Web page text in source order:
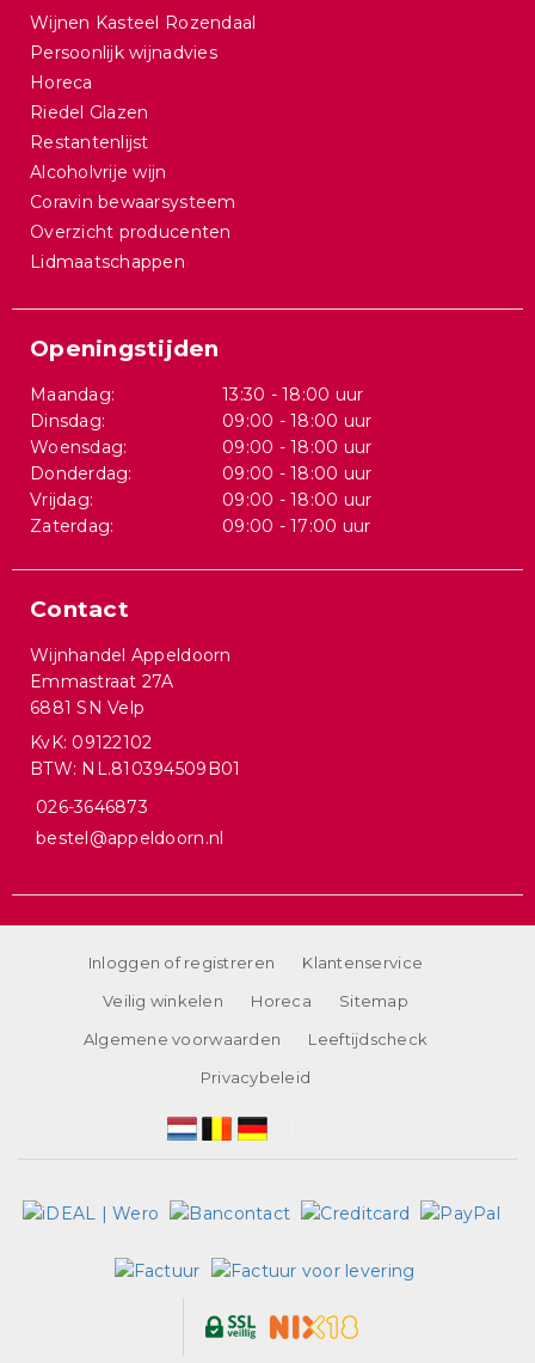
Wijnen Kasteel Rozendaal
Persoonlijk wijnadvies
Horeca
Riedel Glazen
Restantenlijst
Alcoholvrije wijn
Coravin bewaarsysteem
Overzicht producenten
Lidmaatschappen
Openingstijden
Maandag:
13:30 - 18:00 uur
Dinsdag:
09:00 - 18:00 uur
Woensdag:
09:00 - 18:00 uur
Donderdag:
09:00 - 18:00 uur
Vrijdag:
09:00 - 18:00 uur
Zaterdag:
09:00 - 17:00 uur
Contact
Wijnhandel Appeldoorn
Emmastraat 27A
6881 SN Velp
KvK: 09122102
BTW: NL.810394509B01
026-3646873
bestel@appeldoorn.nl
Inloggen of registreren
Klantenservice
Veilig winkelen
Horeca
Sitemap
Algemene voorwaarden
Leeftijdscheck
Privacybeleid